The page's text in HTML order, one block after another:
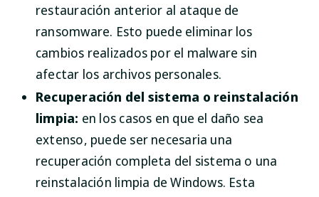
restauración anterior al ataque de
ransomware. Esto puede eliminar los
cambios realizados por el malware sin
afectar los archivos personales.
Recuperación del sistema o reinstalación
limpia: en los casos en que el daño sea
extenso, puede ser necesaria una
recuperación completa del sistema o una
reinstalación limpia de Windows. Esta